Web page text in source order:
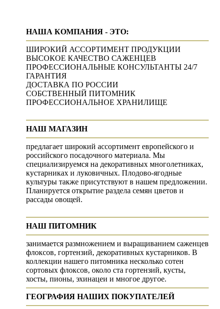
НАША КОМПАНИЯ - ЭТО:
ШИРОКИЙ АССОРТИМЕНТ ПРОДУКЦИИ
ВЫСОКОЕ КАЧЕСТВО САЖЕНЦЕВ
ПРОФЕССИОНАЛЬНЫЕ КОНСУЛЬТАНТЫ 24/7
ГАРАНТИЯ
ДОСТАВКА ПО РОССИИ
СОБСТВЕННЫЙ ПИТОМНИК
ПРОФЕССИОНАЛЬНОЕ ХРАНИЛИЩЕ
НАШ МАГАЗИН
предлагает широкий ассортимент европейского и
российского посадочного материала. Мы
специализируемся на декоративных многолетниках,
кустарниках и луковичных. Плодово-ягодные
культуры также присутствуют в нашем предложении.
Планируется открытие раздела семян цветов и
рассады овощей.
НАШ ПИТОМНИК
занимается размножением и выращиванием саженцев
флоксов, гортензий, декоративных кустарников. В
коллекции нашего питомника несколько сотен
сортовых флоксов, около ста гортензий, кусты,
хосты, пионы, эхинацеи и многое другое.
ГЕОГРАФИЯ НАШИХ ПОКУПАТЕЛЕЙ